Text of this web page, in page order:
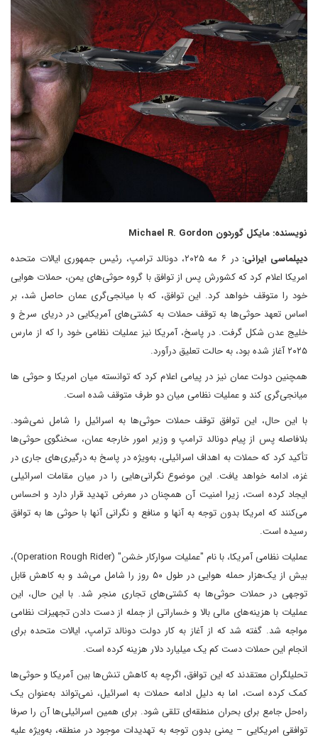
نویسنده: مایکل گوردون Michael R. Gordon
دیپلماسی ایرانی:
در ۶ مه ۲۰۲۵، دونالد ترامپ، رئیس جمهوری ایالات متحده
امریکا اعلام کرد که کشورش پس از توافق با گروه حوثی‌های یمن، حملات هوایی
خود را متوقف خواهد کرد. این توافق، که با میانجی‌گری عمان حاصل شد، بر
اساس تعهد حوثی‌ها به توقف حملات به کشتی‌های آمریکایی در دریای سرخ و
خلیج عدن شکل گرفت. در پاسخ، آمریکا نیز عملیات نظامی خود را که از مارس
۲۰۲۵ آغاز شده بود، به حالت تعلیق درآورد.
همچنین دولت عمان نیز در پیامی اعلام کرد که توانسته میان امریکا و حوثی ها
میانجی‌گری کند و عملیات نظامی میان دو طرف متوقف شده است.
با این حال، این توافق توقف حملات حوثی‌ها به اسرائیل را شامل نمی‌شود.
بلافاصله پس از پیام دونالد ترامپ و وزیر امور خارجه عمان، سخنگوی حوثی‌ها
تأکید کرد که حملات به اهداف اسرائیلی، به‌ویژه در پاسخ به درگیری‌های جاری در
غزه، ادامه خواهد یافت. این موضوع نگرانی‌هایی را در میان مقامات اسرائیلی
ایجاد کرده است، زیرا امنیت آن همچنان در معرض تهدید قرار دارد و احساس
می‌کنند که امریکا بدون توجه به آنها و منافع و نگرانی آنها با حوثی ها به توافق
رسیده‌ است.
عملیات نظامی آمریکا، با نام "عملیات سوارکار خشن" (Operation Rough Rider)،
بیش از یک‌هزار حمله هوایی در طول ۵۰ روز را شامل می‌شد و به کاهش قابل
توجهی در حملات حوثی‌ها به کشتی‌های تجاری منجر شد. با این حال، این
عملیات با هزینه‌های مالی بالا و خساراتی از جمله از دست دادن تجهیزات نظامی
مواجه شد. گفته شد که از آغاز به کار دولت دونالد ترامپ، ایالات متحده برای
انجام این حملات دست کم یک میلیارد دلار هزینه کرده است.
تحلیلگران معتقدند که این توافق، اگرچه به کاهش تنش‌ها بین آمریکا و حوثی‌ها
کمک کرده است، اما به دلیل ادامه حملات به اسرائیل، نمی‌تواند به‌عنوان یک
راه‌حل جامع برای بحران منطقه‌ای تلقی شود. برای همین اسرائیلی‌ها آن را صرفا
توافقی امریکایی – یمنی بدون توجه به تهدیدات موجود در منطقه، به‌ویژه علیه